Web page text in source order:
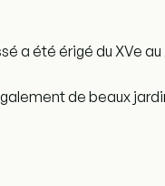
a été érigé du XVe au
de beaux